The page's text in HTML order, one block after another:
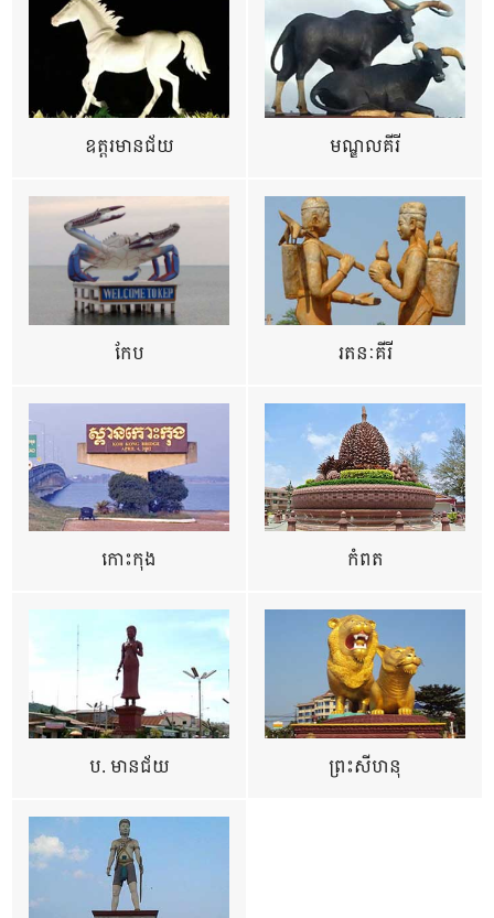
ឧត្ដរមានជ័យ មណ្ឌលគីរី
កែប រតនៈគីរី
កោះកុង កំពត
ប. មានជ័យ ព្រះសីហនុ